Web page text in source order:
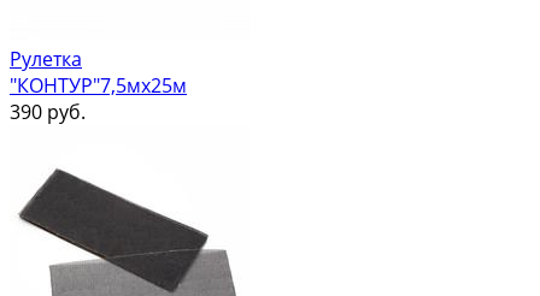
Рулетка
"КОНТУР"7,5мх25м
390 руб.